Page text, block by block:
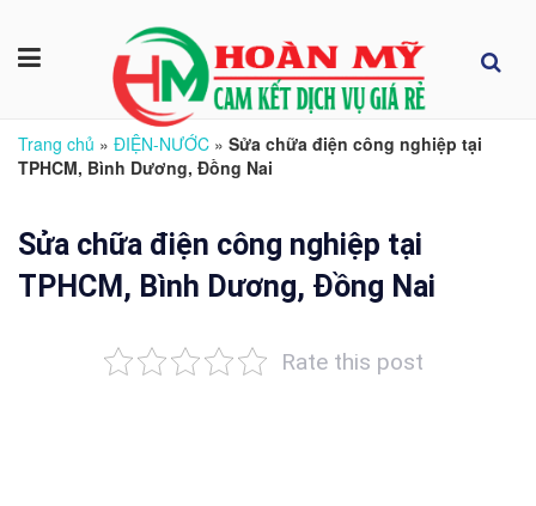
Trang chủ » ĐIỆN-NƯỚC » Sửa chữa điện công nghiệp tại
TPHCM, Bình Dương, Đồng Nai
Sửa chữa điện công nghiệp tại
TPHCM, Bình Dương, Đồng Nai
Rate this post